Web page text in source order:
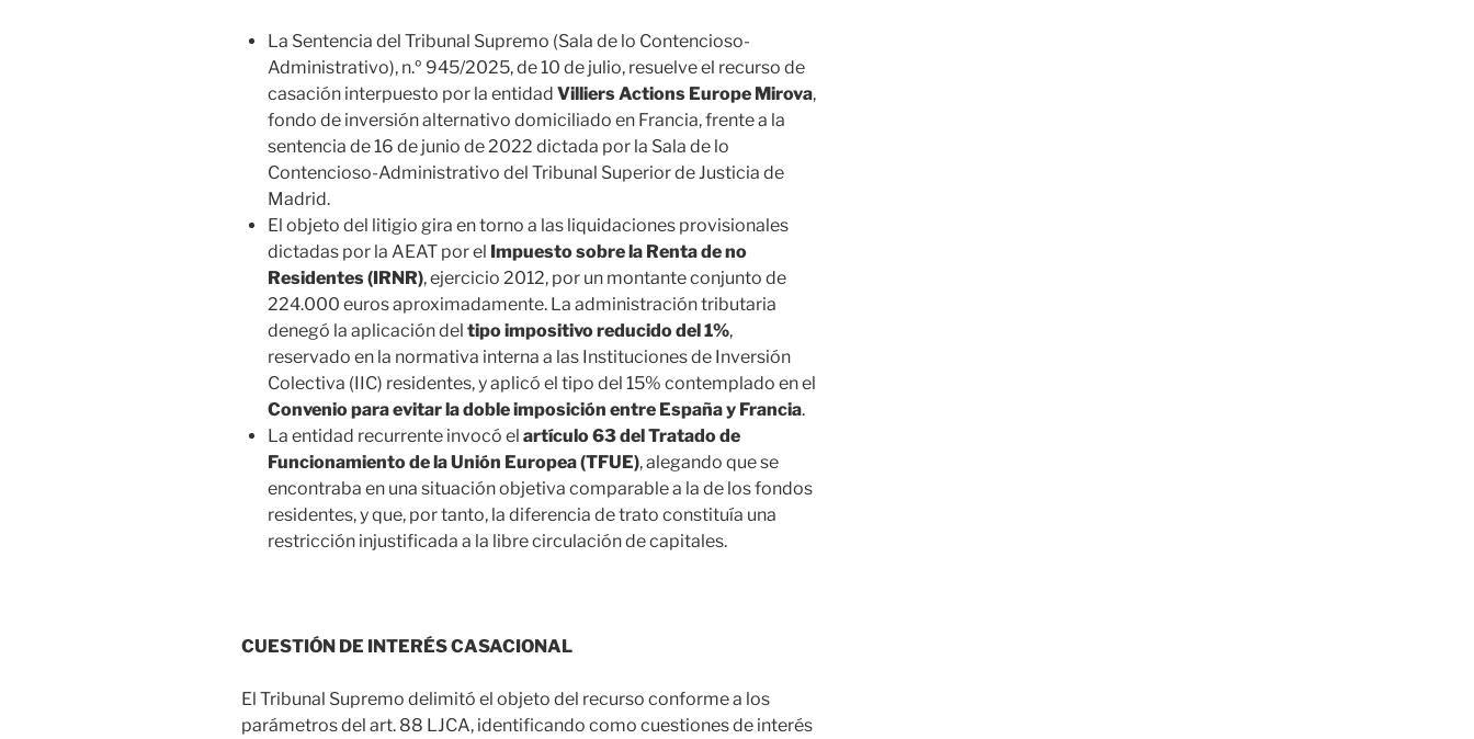
La Sentencia del Tribunal Supremo (Sala de lo Contencioso-
Administrativo), n.º 945/2025, de 10 de julio, resuelve el recurso de
casación interpuesto por la entidad Villiers Actions Europe Mirova,
fondo de inversión alternativo domiciliado en Francia, frente a la
sentencia de 16 de junio de 2022 dictada por la Sala de lo
Contencioso-Administrativo del Tribunal Superior de Justicia de
Madrid.
El objeto del litigio gira en torno a las liquidaciones provisionales
dictadas por la AEAT por el Impuesto sobre la Renta de no
Residentes (IRNR), ejercicio 2012, por un montante conjunto de
224.000 euros aproximadamente. La administración tributaria
denegó la aplicación del tipo impositivo reducido del 1%,
reservado en la normativa interna a las Instituciones de Inversión
Colectiva (IIC) residentes, y aplicó el tipo del 15% contemplado en el
Convenio para evitar la doble imposición entre España y Francia.
La entidad recurrente invocó el artículo 63 del Tratado de
Funcionamiento de la Unión Europea (TFUE), alegando que se
encontraba en una situación objetiva comparable a la de los fondos
residentes, y que, por tanto, la diferencia de trato constituía una
restricción injustificada a la libre circulación de capitales.
CUESTIÓN DE INTERÉS CASACIONAL
El Tribunal Supremo delimitó el objeto del recurso conforme a los
parámetros del art. 88 LJCA, identificando como cuestiones de interés